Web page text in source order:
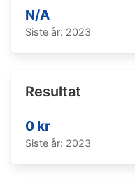
N/A
Siste år: 2023
Resultat
0 kr
Siste år: 2023